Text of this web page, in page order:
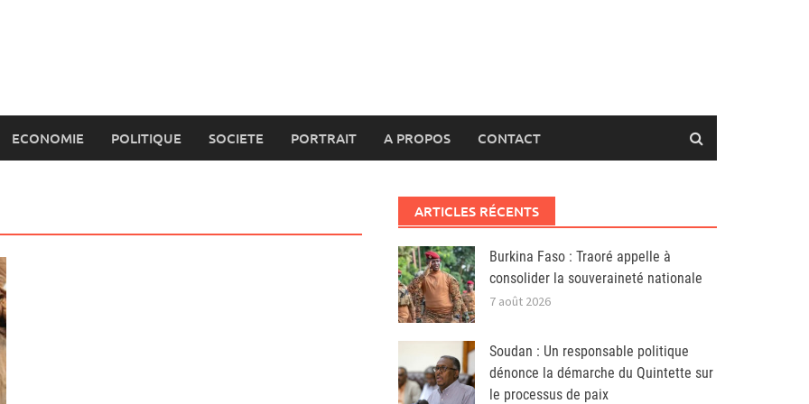
ECONOMIE POLITIQUE SOCIETE PORTRAIT A PROPOS CONTACT
ARTICLES RÉCENTS
Burkina Faso : Traoré appelle à
consolider la souveraineté nationale
7 août 2026
Soudan : Un responsable politique
dénonce la démarche du Quintette sur
le processus de paix